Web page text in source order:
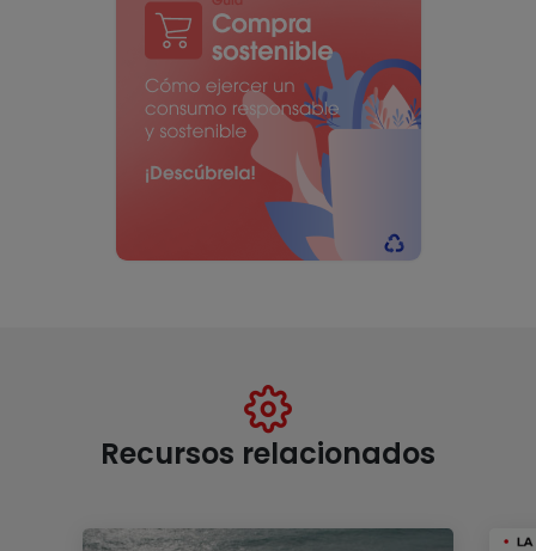
Recursos relacionados